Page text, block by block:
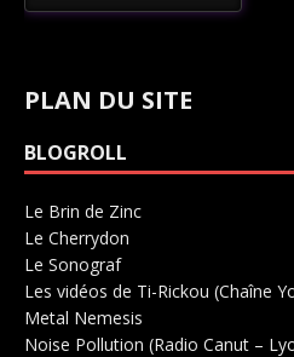
PLAN DU SITE
BLOGROLL
Le Brin de Zinc
Le Cherrydon
Le SonografSalle de concerts 0
Les vidéos de Ti-Rickou (Chaîne
Metal Nemesis
Noise Pollution (Radio Canut –